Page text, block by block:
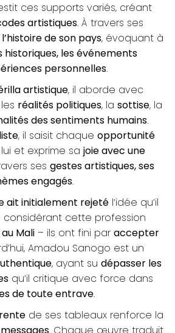
ces supports variés, créant
artistiques. À travers ses
l’histoire de son pays, évoquant à
historiques, les événements
personnelles.
artistique, il aborde avec
les réalités politiques, la sottise, la
des sentiments humains.
, il saisit chaque opportunité
et exprime sa joie avec une
ses gestes artistiques, ses
engagés.
ait initialement rejeté l’idée qu’il
cette profession
Mali – ils ont fini par accepter
Amadou Sanogo est un
, ayant su dépasser les
qu’il critique avec force dans
de toute entrave.
de ses tableaux renforce la